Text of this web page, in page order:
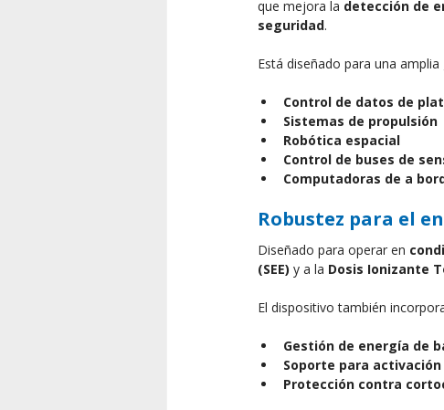
que mejora la detección de
seguridad.
Está diseñado para una
Control de datos de
Sistemas de propulsión
Robótica espacial
Control de buses de
Computadoras de a
Robustez para el
Diseñado para operar en
(SEE) y a la Dosis Ionizante
El dispositivo también
Gestión de energía de
Soporte para
Protección contra